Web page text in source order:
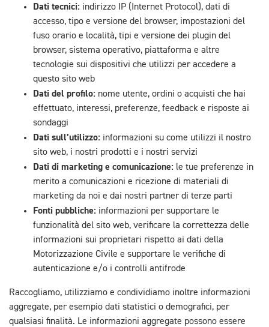
Dati tecnici: indirizzo IP (Internet Protocol), dati di
accesso, tipo e versione del browser, impostazioni del
fuso orario e località, tipi e versione dei plugin del
browser, sistema operativo, piattaforma e altre
tecnologie sui dispositivi che utilizzi per accedere a
questo sito web
Dati del profilo: nome utente, ordini o acquisti che hai
effettuato, interessi, preferenze, feedback e risposte ai
sondaggi
Dati sull’utilizzo: informazioni su come utilizzi il nostro
sito web, i nostri prodotti e i nostri servizi
Dati di marketing e comunicazione: le tue preferenze in
merito a comunicazioni e ricezione di materiali di
marketing da noi e dai nostri partner di terze parti
Fonti pubbliche: informazioni per supportare le
funzionalità del sito web, verificare la correttezza delle
informazioni sui proprietari rispetto ai dati della
Motorizzazione Civile e supportare le verifiche di
autenticazione e/o i controlli antifrode
Raccogliamo, utilizziamo e condividiamo inoltre informazioni
aggregate, per esempio dati statistici o demografici, per
qualsiasi finalità. Le informazioni aggregate possono essere